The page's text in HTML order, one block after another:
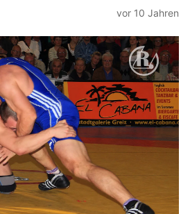
vor 10 Jahren